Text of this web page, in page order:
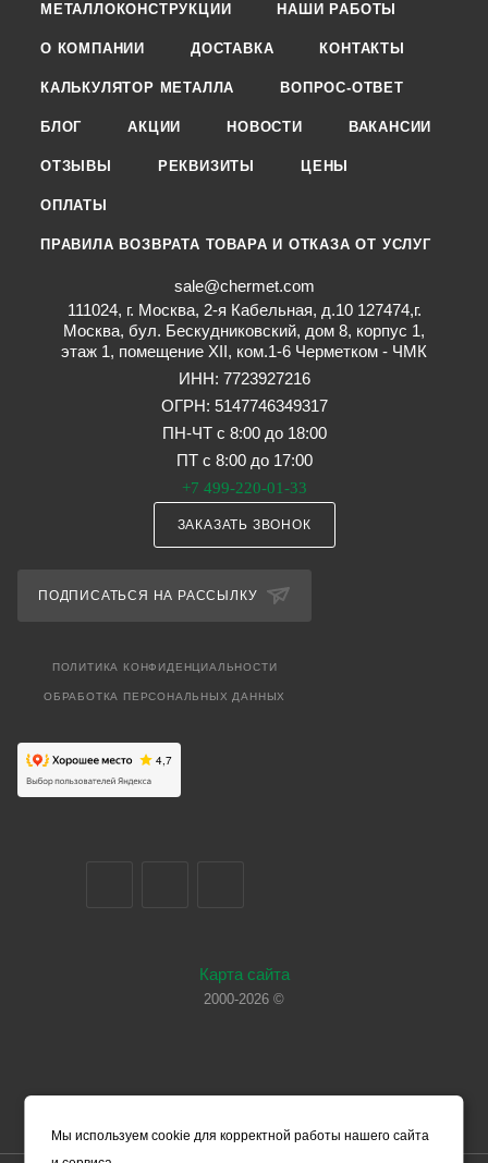
МЕТАЛЛОКОНСТРУКЦИИ НАШИ РАБОТЫ
О КОМПАНИИ ДОСТАВКА КОНТАКТЫ
КАЛЬКУЛЯТОР МЕТАЛЛА ВОПРОС-ОТВЕТ
БЛОГ АКЦИИ НОВОСТИ ВАКАНСИИ
ОТЗЫВЫ РЕКВИЗИТЫ ЦЕНЫ
ОПЛАТЫ
ПРАВИЛА ВОЗВРАТА ТОВАРА И ОТКАЗА ОТ УСЛУГ
sale@chermet.com
111024, г. Москва, 2-я Кабельная, д.10 127474,г.
Москва, бул. Бескудниковский, дом 8, корпус 1,
этаж 1, помещение XII, ком.1-6 Черметком - ЧМК
ИНН: 7723927216
ОГРН: 5147746349317
ПН-ЧТ с 8:00 до 18:00
ПТ с 8:00 до 17:00
+7 499-220-01-33
ЗАКАЗАТЬ ЗВОНОК
ПОДПИСАТЬСЯ НА РАССЫЛКУ
ПОЛИТИКА КОНФИДЕНЦИАЛЬНОСТИ
ОБРАБОТКА ПЕРСОНАЛЬНЫХ ДАННЫХ
Карта сайта
2000-2026 ©
Мы используем cookie для корректной работы нашего сайта